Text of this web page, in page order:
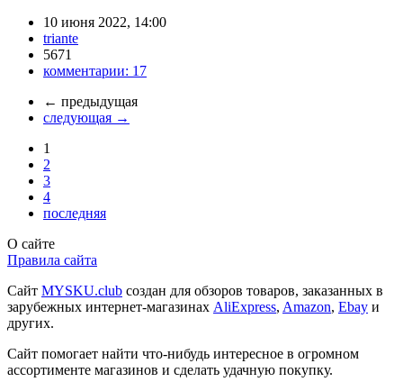
10 июня 2022, 14:00
triante
5671
комментарии: 17
← предыдущая
следующая →
1
2
3
4
последняя
О сайте
Правила сайта
Сайт MYSKU.club cоздан для обзоров товаров, заказанных в
зарубежных интернет-магазинах AliExpress, Amazon, Ebay и
других.
Сайт помогает найти что-нибудь интересное в огромном
ассортименте магазинов и сделать удачную покупку.